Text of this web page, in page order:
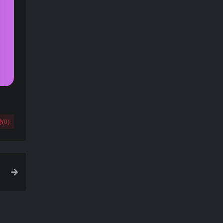
(0)